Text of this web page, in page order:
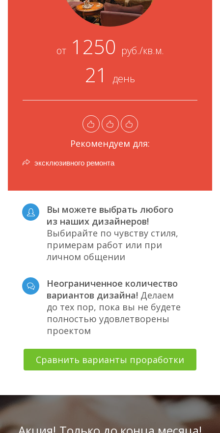
от1250 руб./кв.м.
21 день
Рекомендуем для:
эксклюзивного ремонта
Вы можете выбрать любого
из наших дизайнеров!
Выбирайте по чувству стиля,
примерам работ или при
личном общении
Неограниченное количество
вариантов дизайна! Делаем
до тех пор, пока вы не будете
полностью удовлетворены
проектом
Сравнить варианты проработки